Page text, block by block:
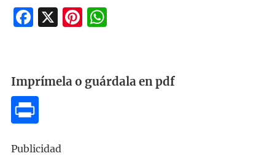
Facebook
X Pinterest
WhatsApp
Imprímela o guárdala en pdf
Publicidad